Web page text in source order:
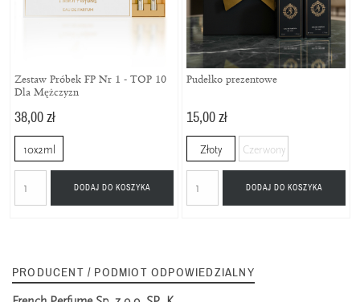
Zestaw Próbek FP Nr 1 - TOP 10
Dla Mężczyzn
38,00 zł
10x2ml
DODAJ DO KOSZYKA
Pudełko prezentowe
15,00 zł
Złoty Czerwony
DODAJ DO KOSZYKA
PRODUCENT / PODMIOT ODPOWIEDZIALNY